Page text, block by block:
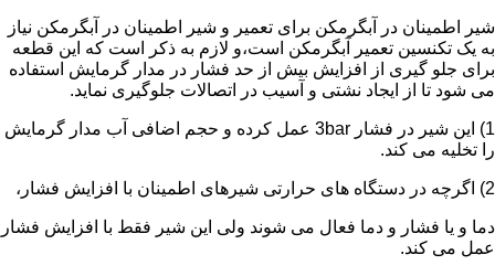
شیر اطمینان در آبگرمکن برای تعمیر و شیر اطمینان در آبگرمکن نیاز
به یک تکنسین تعمیر آبگرمکن است،و لازم به ذکر است که این قطعه
برای جلو گیری از افزایش بیش از حد فشار در مدار گرمایش استفاده
می شود تا از ایجاد نشتی و آسیب در اتصالات جلوگیری نماید.
1) این شیر در فشار 3bar عمل کرده و حجم اضافی آب مدار گرمایش
را تخلیه می کند.
2) اگرچه در دستگاه های حرارتی شیرهای اطمینان با افزایش فشار،
دما و یا فشار و دما فعال می شوند ولی این شیر فقط با افزایش فشار
عمل می کند.